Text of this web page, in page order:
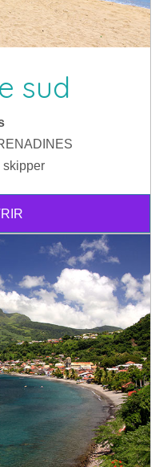
sud
skipper